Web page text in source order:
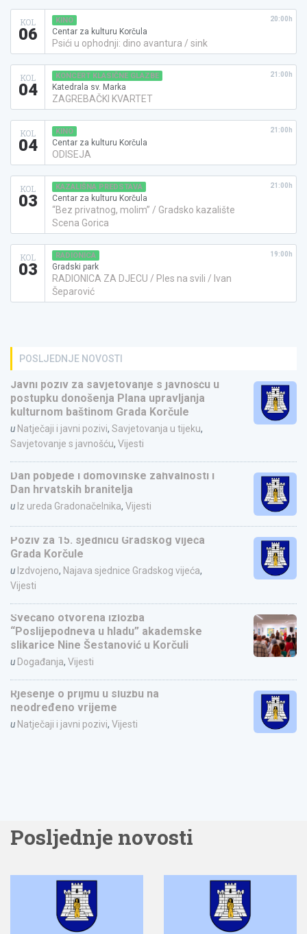
KOL
06
KINO
Centar za kulturu Korčula
Psići u ophodnji: dino avantura / sink
20:00h
KOL
04
KONCERT KLASIČNE GLAZBE
Katedrala sv. Marka
ZAGREBAČKI KVARTET
21:00h
KOL
04
KINO
Centar za kulturu Korčula
ODISEJA
21:00h
KOL
03
KAZALIŠNA PREDSTAVA
Centar za kulturu Korčula
“Bez privatnog, molim” / Gradsko kazalište
Scena Gorica
21:00h
KOL
03
RADIONICA
Gradski park
RADIONICA ZA DJECU / Ples na svili / Ivan
Šeparović
19:00h
POSLJEDNJE NOVOSTI
Javni poziv za savjetovanje s javnošću u
postupku donošenja Plana upravljanja
kulturnom baštinom Grada Korčule
u Natječaji i javni pozivi, Savjetovanja u tijeku,
Savjetovanje s javnošću, Vijesti
Dan pobjede i domovinske zahvalnosti i
Dan hrvatskih branitelja
u Iz ureda Gradonačelnika, Vijesti
Poziv za 15. sjednicu Gradskog vijeća
Grada Korčule
u Izdvojeno, Najava sjednice Gradskog vijeća,
Vijesti
Svečano otvorena izložba
“Poslijepodneva u hladu” akademske
slikarice Nine Šestanović u Korčuli
u Događanja, Vijesti
Rješenje o prijmu u službu na
neodređeno vrijeme
u Natječaji i javni pozivi, Vijesti
Posljednje novosti